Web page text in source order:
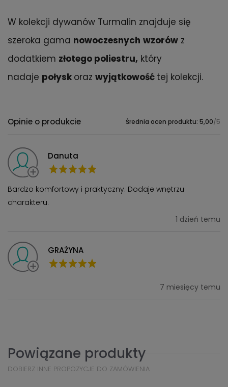
W kolekcji dywanów Turmalin znajduje się
szeroka gama nowoczesnych wzorów z
dodatkiem złotego poliestru, który
nadaje połysk oraz wyjątkowość tej kolekcji.
Opinie o produkcie Średnia ocen produktu: 5,00/5
Danuta
Bardzo komfortowy i praktyczny. Dodaje wnętrzu
charakteru.
1 dzień temu
GRAŻYNA
7 miesięcy temu
Powiązane produkty
DOBIERZ INNE PROPOZYCJE DO ZAMÓWIENIA